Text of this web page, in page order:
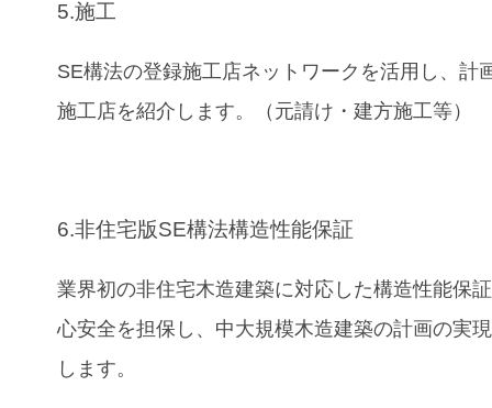
5.施工
SE構法の登録施工店ネットワークを活用し、計
施工店を紹介します。（元請け・建方施工等）
6.非住宅版SE構法構造性能保証
業界初の非住宅木造建築に対応した構造性能保
心安全を担保し、中大規模木造建築の計画の実
します。